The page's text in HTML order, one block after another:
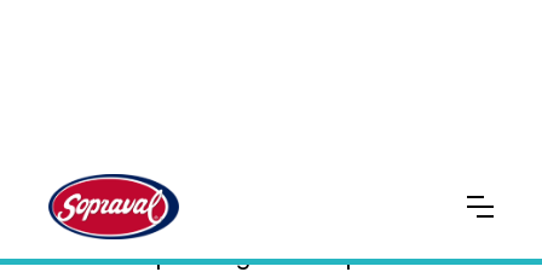
28 Organizaciones fueron capacitadas y
recibieron cofinanciamiento del programa
Impulsa Agua de Sopraval